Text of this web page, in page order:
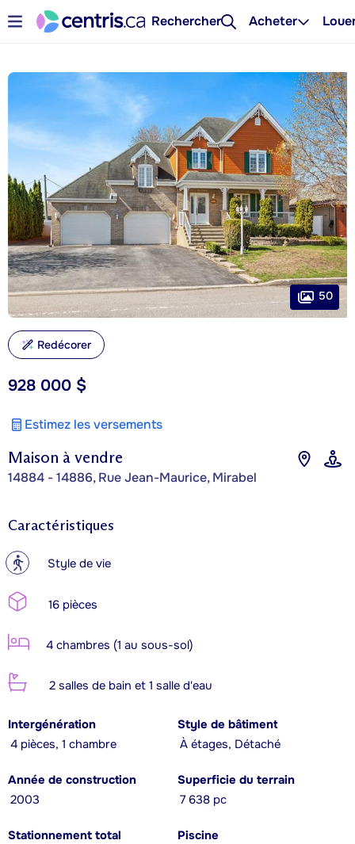
Rechercher Acheter
Maison à vendre
14884 - 14886, Rue Jean-Maurice, Mirabel
928 000 $
Estimez les versements
50
Redécorer
Caractéristiques
? Style de vie
16 pièces
4 chambres (1 au sous-sol)
2 salles de bain et 1 salle d'eau
Intergénération
4 pièces, 1 chambre
Style de bâtiment
À étages, Détaché
Année de construction
2003
Superficie du terrain
7 638 pc
Stationnement total
Piscine